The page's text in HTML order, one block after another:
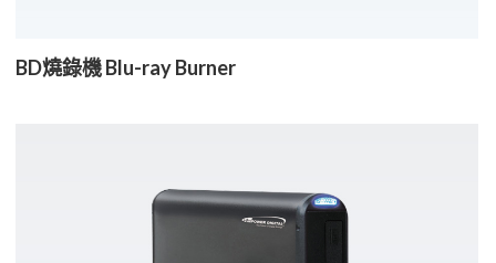
BD燒錄機 Blu-ray Burner